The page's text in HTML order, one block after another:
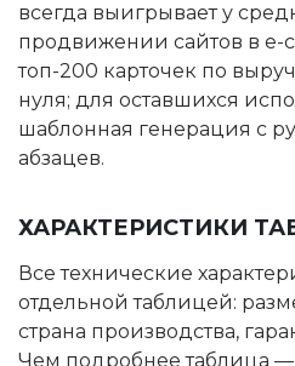
всегда выигрывает у
продвижении сайтов в e-
топ-200 карточек по
нуля; для оставшихся
шаблонная генерация с
абзацев.
ХАРАКТЕРИСТИКИ
Все технические
отдельной таблицей:
страна производства,
Чем подробнее таблица